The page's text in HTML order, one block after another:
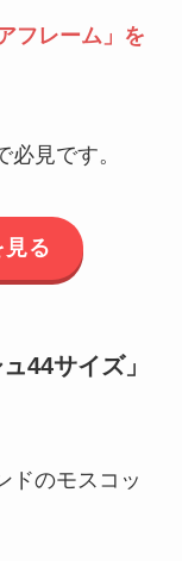
フレーム」を
見です。
る
44サイズ」
ドのモスコッ